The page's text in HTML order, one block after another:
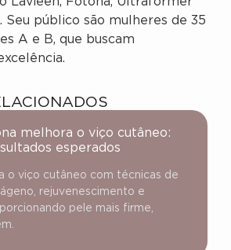
Seu público são mulheres de 35
A e B, que buscam
melhora o viço cutâneo:
esperados
o viço cutâneo com técnicas de
rejuvenescimento e
pele mais firme,